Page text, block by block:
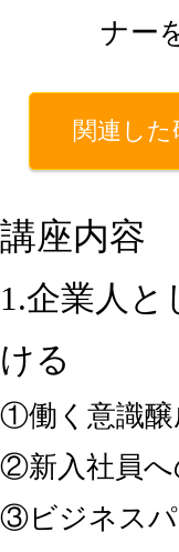
ナー
関連し
講座内容
1.企業人と
ける
①働く意識
②新入社員へ
③ビジネスパ